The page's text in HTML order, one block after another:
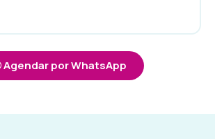
Agendar por WhatsApp